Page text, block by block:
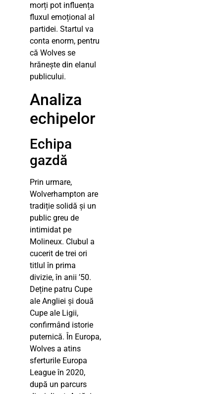
morți pot influența
fluxul emoțional al
partidei. Startul va
conta enorm, pentru
că Wolves se
hrănește din elanul
publicului.
Analiza
echipelor
Echipa
gazdă
Prin urmare,
Wolverhampton are
tradiție solidă și un
public greu de
intimidat pe
Molineux. Clubul a
cucerit de trei ori
titlul în prima
divizie, în anii ’50.
Deține patru Cupe
ale Angliei și două
Cupe ale Ligii,
confirmând istorie
puternică. În Europa,
Wolves a atins
sferturile Europa
League în 2020,
după un parcurs